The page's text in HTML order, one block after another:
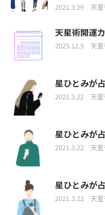
2021.3.29 天
天星術開運
2025.12.5 天
星ひとみが
2021.3.22 天
星ひとみが
2021.3.22 天
星ひとみが
2021.3.22 天